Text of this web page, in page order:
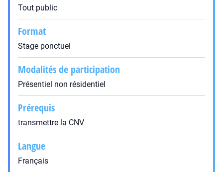
Tout public
Format
Stage ponctuel
Modalités de participation
Présentiel non résidentiel
Prérequis
transmettre la CNV
Langue
Français